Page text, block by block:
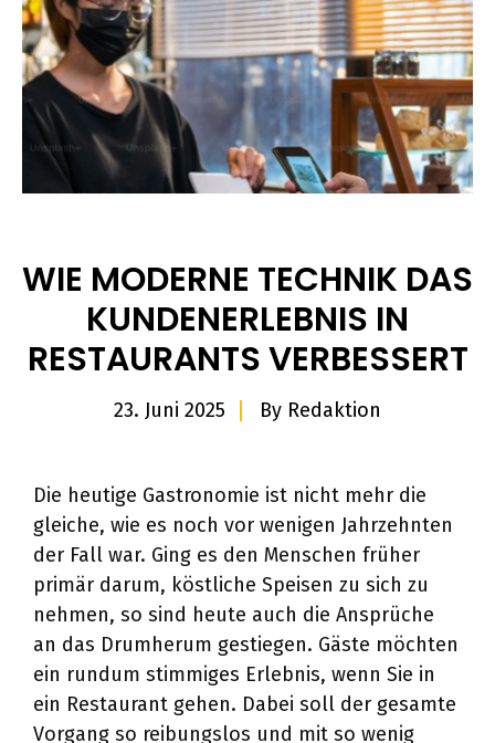
WIE MODERNE TECHNIK DAS
KUNDENERLEBNIS IN
RESTAURANTS VERBESSERT
23. Juni 2025 By Redaktion
Die heutige Gastronomie ist nicht mehr die
gleiche, wie es noch vor wenigen Jahrzehnten
der Fall war. Ging es den Menschen früher
primär darum, köstliche Speisen zu sich zu
nehmen, so sind heute auch die Ansprüche
an das Drumherum gestiegen. Gäste möchten
ein rundum stimmiges Erlebnis, wenn Sie in
ein Restaurant gehen. Dabei soll der gesamte
Vorgang so reibungslos und mit so wenig